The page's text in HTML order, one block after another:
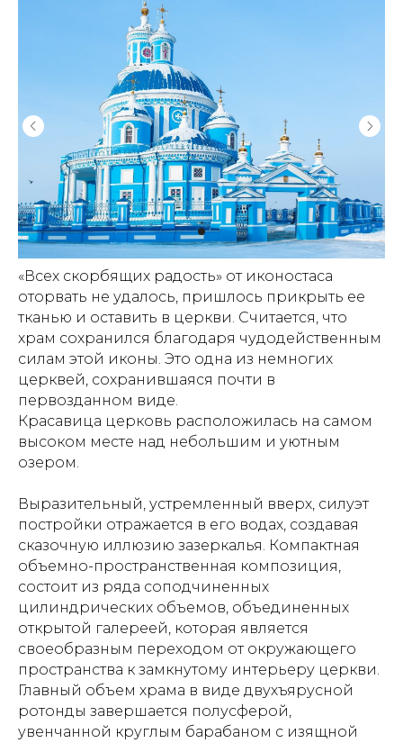
«Всех скорбящих радость» от иконостаса
оторвать не удалось, пришлось прикрыть ее
тканью и оставить в церкви. Считается, что
храм сохранился благодаря чудодейственным
силам этой иконы. Это одна из немногих
церквей, сохранившаяся почти в
первозданном виде.
Красавица церковь расположилась на самом
высоком месте над небольшим и уютным
озером.
Выразительный, устремленный вверх, силуэт
постройки отражается в его водах, создавая
сказочную иллюзию зазеркалья. Компактная
объемно-пространственная композиция,
состоит из ряда соподчиненных
цилиндрических объемов, объединенных
открытой галереей, которая является
своеобразным переходом от окружающего
пространства к замкнутому интерьеру церкви.
Главный объем храма в виде двухъярусной
ротонды завершается полусферой,
увенчанной круглым барабаном с изящной